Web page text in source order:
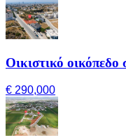
Οικιστικό οικόπεδο
€ 290,000